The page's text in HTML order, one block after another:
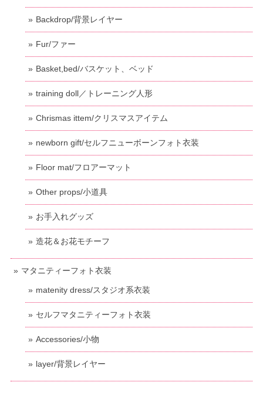
Backdrop/背景レイヤー
Fur/ファー
Basket,bed/バスケット、ベッド
training doll／トレーニング人形
Chrismas ittem/クリスマスアイテム
newborn gift/セルフニューボーンフォト衣装
Floor mat/フロアーマット
Other props/小道具
お手入れグッズ
造花＆お花モチーフ
マタニティーフォト衣装
matenity dress/スタジオ系衣装
セルフマタニティーフォト衣装
Accessories/小物
layer/背景レイヤー